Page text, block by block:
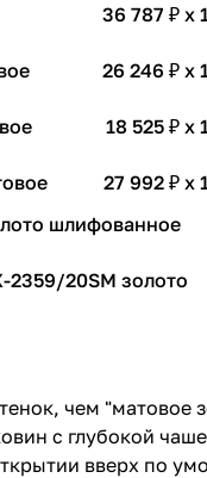
36 787 ₽ x
26 246 ₽ x
18 525 ₽ x
27 992 ₽ x
шлифованное
2359/20SM золото
20YSM золото
чем "матовое
с глубокой
вверх по